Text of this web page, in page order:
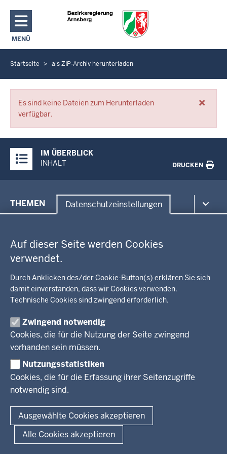
Datenschutzeinstellungen
Auf dieser Seite werden Cookies
verwendet.
Durch Anklicken des/der Cookie-Button(s) erklären Sie sich
damit einverstanden, dass wir Cookies verwenden.
Technische Cookies sind zwingend erforderlich.
Zwingend notwendig
Cookies, die für die Nutzung der Seite zwingend
vorhanden sein müssen.
Nutzungsstatistiken
Cookies, die für die Erfassung ihrer Seitenzugriffe
notwendig sind.
Ausgewählte Cookies akzeptieren
Alle Cookies akzeptieren
Direkt zum Inhalt
MENÜ
NAVIGATION AKTIVIEREN/DEAKTIVIEREN: HAUPTMENÜ
S
i
e
f
e
s
i
h
h
e
r
Startseite als ZIP-Archiv herunterladen
×
Fehlermeldungen
Es sind keine Dateien zum Herunterladen
verfügbar.
Inhalte
IM ÜBERBLICK
INHALT
DRUCKEN
THEMEN
Energie, Bergbau
Kultur, Sport
Recht, Ordnung
Integration, Migration
BEZIRKSREGIERUNG
Behördenleitung
Wir über uns
Regierungsbezirk
KARRIERE
Stellenausschreibungen
Pressestelle
Social Media
BEKANNTMACHUNGEN
Amtsblatt
Fußzeile
Impressum Datenschutz Barrierefreiheit